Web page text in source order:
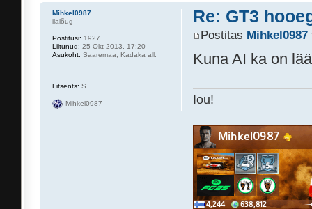
Re: GT3
Postitas Mihkel0987
Kuna AI ka on
Iou!
Mihkel0987
ilalõug
Postitusi: 1927
Liitunud: 25 Okt 2013, 17:20
Asukoht: Saaremaa, Kadaka all.
Litsents: S
Mihkel0987